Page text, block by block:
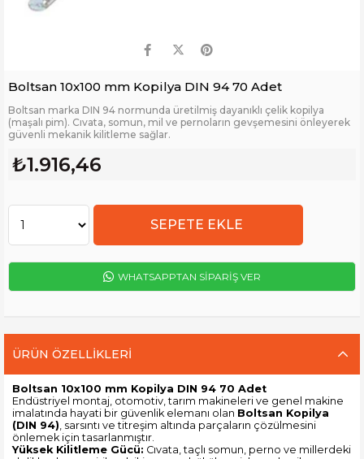
Boltsan 10x100 mm Kopilya DIN 94 70 Adet
Boltsan marka DIN 94 normunda üretilmiş dayanıklı çelik kopilya
(maşalı pim). Cıvata, somun, mil ve pernoların gevşemesini önleyerek
güvenli mekanik kilitleme sağlar.
₺1.916,46
WHATSAPPTAN SİPARİŞ VER
ÜRÜN ÖZELLIKLERI
Boltsan 10x100 mm Kopilya DIN 94 70 Adet
Endüstriyel montaj, otomotiv, tarım makineleri ve genel makine
imalatında hayati bir güvenlik elemanı olan Boltsan Kopilya
(DIN 94), sarsıntı ve titreşim altında parçaların çözülmesini
önlemek için tasarlanmıştır.
Yüksek Kilitleme Gücü: Cıvata, taçlı somun, perno ve millerdeki